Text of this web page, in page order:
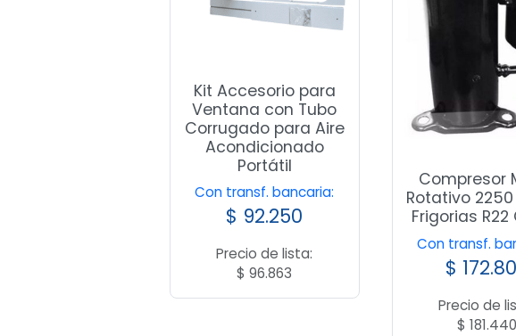
Kit Accesorio para
Ventana con Tubo
Corrugado para Aire
Acondicionado
Portátil
Con transf. bancaria:
$ 92.250
Precio de lista:
$ 96.863
Compresor
Rotativo
Frigorias
Con transf.
$
Precio de
$ 181.440